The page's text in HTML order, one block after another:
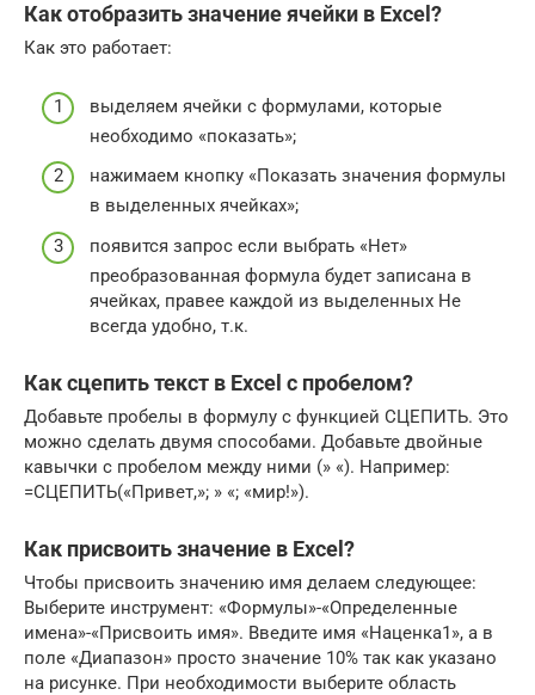
Как отобразить значение ячейки в Excel?
Как это работает:
выделяем ячейки с формулами, которые
необходимо «показать»;
нажимаем кнопку «Показать значения формулы
в выделенных ячейках»;
появится запрос если выбрать «Нет»
преобразованная формула будет записана в
ячейках, правее каждой из выделенных Не
всегда удобно, т.к.
Как сцепить текст в Excel с пробелом?
Добавьте пробелы в формулу с функцией СЦЕПИТЬ. Это
можно сделать двумя способами. Добавьте двойные
кавычки с пробелом между ними (» «). Например:
=СЦЕПИТЬ(«Привет,»; » «; «мир!»).
Как присвоить значение в Excel?
Чтобы присвоить значению имя делаем следующее:
Выберите инструмент: «Формулы»-«Определенные
имена»-«Присвоить имя». Введите имя «Наценка1», а в
поле «Диапазон» просто значение 10% так как указано
на рисунке. При необходимости выберите область